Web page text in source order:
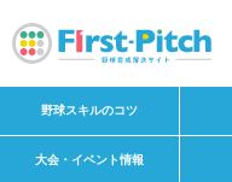
野球スキルのコツ
大会・イベント情報